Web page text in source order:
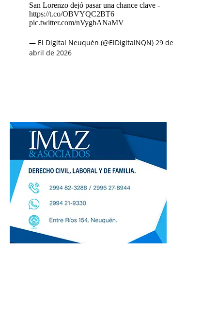
San Lorenzo dejó pasar una chance clave -
https://t.co/OBVYQC2BT6
pic.twitter.com/nVygbANaMV
— El Digital Neuquén (@ElDigitalNQN) 29 de
abril de 2026